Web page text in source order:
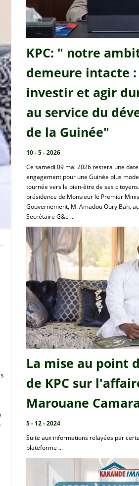
KPC: " notre
demeure intacte
investir et agir
au service du
de la Guinée"
10 - 5 - 2026
Ce samedi 09 mai 2026 restera une
engagement pour une Guinée plus
tournée vers le bien-être de ses
présidence de Monsieur le Premier
Gouvernement, M. Amadou Oury Bah,
Secrétaire G&e ...
La mise au point
de KPC sur
Marouane
5 - 12 - 2024
Suite aux informations relayées par
plateforme ...